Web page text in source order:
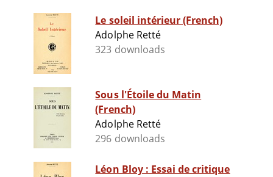
Le soleil intérieur (French)
Adolphe Retté
323 downloads
Sous l'Étoile du Matin
(French)
Adolphe Retté
296 downloads
Léon Bloy : Essai de critique